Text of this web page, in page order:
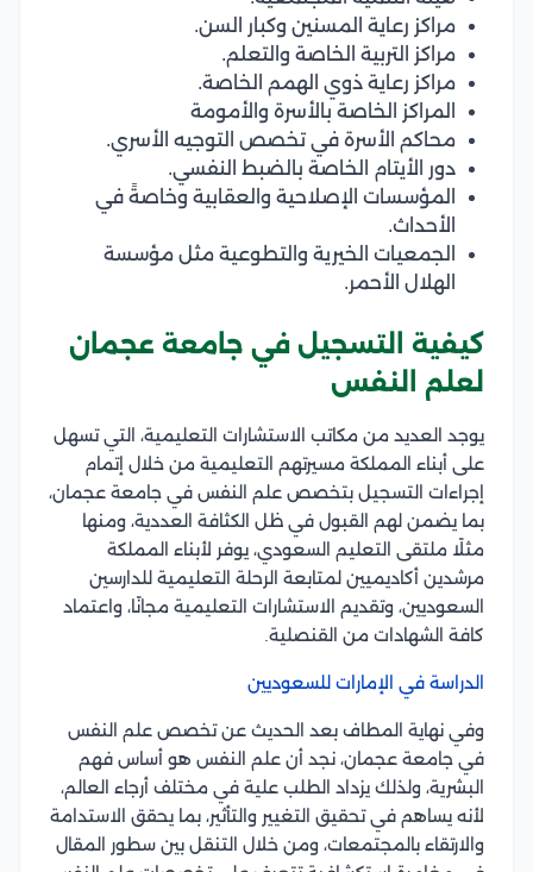
مراكز رعاية المسنين وكبار السن.
مراكز التربية الخاصة والتعلم.
مراكز رعاية ذوي الهمم الخاصة.
المراكز الخاصة بالأسرة والأمومة
محاكم الأسرة في تخصص التوجيه الأسري.
دور الأيتام الخاصة بالضبط النفسي.
المؤسسات الإصلاحية والعقابية وخاصةً في
الأحداث.
الجمعيات الخيرية والتطوعية مثل مؤسسة
الهلال الأحمر.
كيفية التسجيل في جامعة عجمان
لعلم النفس
يوجد العديد من مكاتب الاستشارات التعليمية، التي تسهل
على أبناء المملكة مسيرتهم التعليمية من خلال إتمام
إجراءات التسجيل بتخصص علم النفس في جامعة عجمان،
بما يضمن لهم القبول في ظل الكثافة العددية، ومنها
مثلًا ملتقى التعليم السعودي، يوفر لأبناء المملكة
مرشدين أكاديميين لمتابعة الرحلة التعليمية للدارسين
السعوديين، وتقديم الاستشارات التعليمية مجانًا، واعتماد
كافة الشهادات من القنصلية.
الدراسة في الإمارات للسعوديين
وفي نهاية المطاف بعد الحديث عن تخصص علم النفس
في جامعة عجمان، نجد أن علم النفس هو أساس فهم
البشرية، ولذلك يزداد الطلب علية في مختلف أرجاء العالم،
لأنه يساهم في تحقيق التغيير والتأثير، بما يحقق الاستدامة
والارتقاء بالمجتمعات، ومن خلال التنقل بين سطور المقال